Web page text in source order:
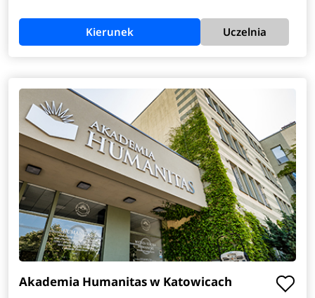
Kierunek Uczelnia
Akademia Humanitas w Katowicach